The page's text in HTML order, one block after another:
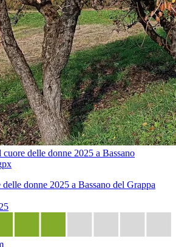
delle donne 2025 a Bassano
donne 2025 a Bassano del Grappa